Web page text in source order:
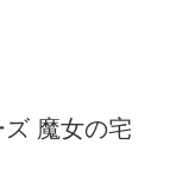
魔女の宅